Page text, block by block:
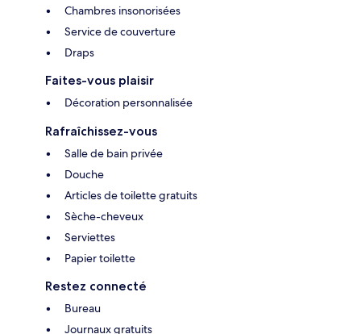
Chambres insonorisées
Service de couverture
Draps
Faites-vous plaisir
Décoration personnalisée
Rafraîchissez-vous
Salle de bain privée
Douche
Articles de toilette gratuits
Sèche-cheveux
Serviettes
Papier toilette
Restez connecté
Bureau
Journaux gratuits